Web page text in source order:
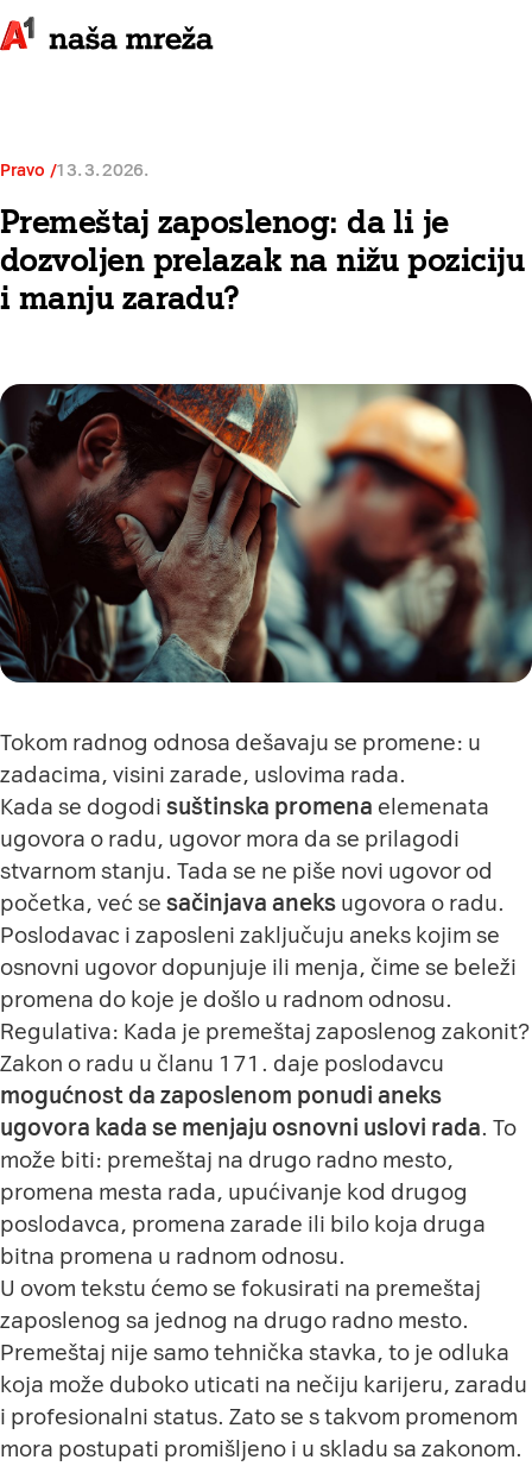
Pravo 13. 3. 2026.
Premeštaj zaposlenog: da li je
dozvoljen prelazak na nižu poziciju
i manju zaradu?
Tokom radnog odnosa dešavaju se promene: u
zadacima, visini zarade, uslovima rada.
Kada se dogodi suštinska promena elemenata
ugovora o radu, ugovor mora da se prilagodi
stvarnom stanju. Tada se ne piše novi ugovor od
početka, već se sačinjava aneks ugovora o radu.
Poslodavac i zaposleni zaključuju aneks kojim se
osnovni ugovor dopunjuje ili menja, čime se beleži
promena do koje je došlo u radnom odnosu.
Regulativa: Kada je premeštaj zaposlenog zakonit?
Zakon o radu u članu 171. daje poslodavcu
mogućnost da zaposlenom ponudi aneks
ugovora kada se menjaju osnovni uslovi rada. To
može biti: premeštaj na drugo radno mesto,
promena mesta rada, upućivanje kod drugog
poslodavca, promena zarade ili bilo koja druga
bitna promena u radnom odnosu.
U ovom tekstu ćemo se fokusirati na premeštaj
zaposlenog sa jednog na drugo radno mesto.
Premeštaj nije samo tehnička stavka, to je odluka
koja može duboko uticati na nečiju karijeru, zaradu
i profesionalni status. Zato se s takvom promenom
mora postupati promišljeno i u skladu sa zakonom.